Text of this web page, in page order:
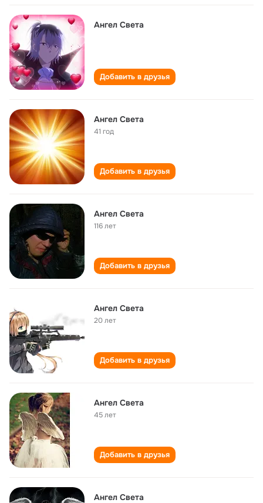
Ангел Света
Добавить в друзья
Ангел Света
41 год
Добавить в друзья
Ангел Света
116 лет
Добавить в друзья
Ангел Света
20 лет
Добавить в друзья
Ангел Света
45 лет
Добавить в друзья
Ангел Света